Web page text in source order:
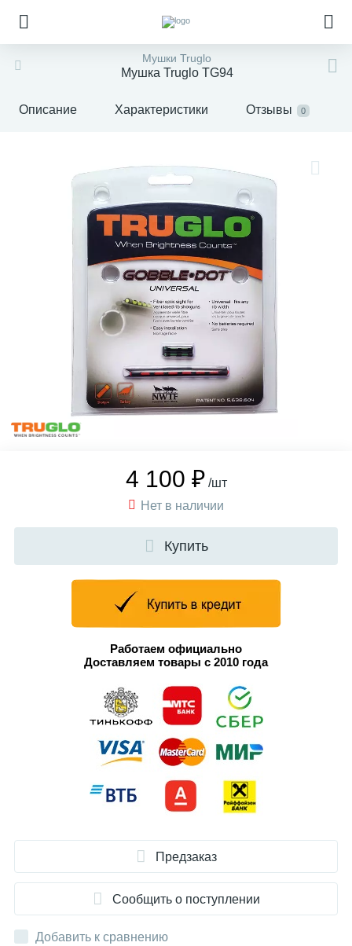
Мушки Truglo
Мушка Truglo TG94
Описание Характеристики Отзывы 0
4 100 ₽ /шт
Нет в наличии
Купить
Работаем официально
Доставляем товары с 2010 года
Предзаказ
Сообщить о поступлении
Добавить к сравнению